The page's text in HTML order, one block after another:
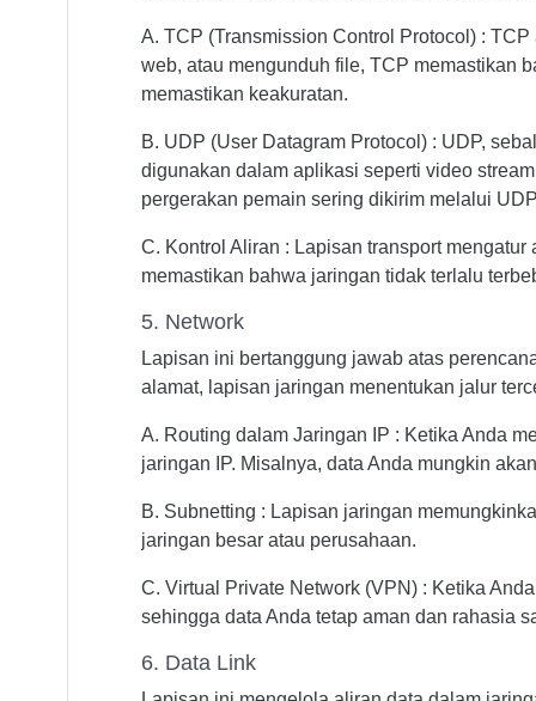
A. TCP (Transmission Control Protocol) :
web, atau mengunduh file, TCP memastikan
memastikan keakuratan.
B. UDP (User Datagram Protocol) : UDP,
digunakan dalam aplikasi seperti video
pergerakan pemain sering dikirim melalui
C. Kontrol Aliran : Lapisan transport
memastikan bahwa jaringan tidak terlalu
5. Network
Lapisan ini bertanggung jawab atas
alamat, lapisan jaringan menentukan jalur
A. Routing dalam Jaringan IP : Ketika Anda
jaringan IP. Misalnya, data Anda mungkin
B. Subnetting : Lapisan jaringan
jaringan besar atau perusahaan.
C. Virtual Private Network (VPN) : Ketika
sehingga data Anda tetap aman dan rahasia
6. Data Link